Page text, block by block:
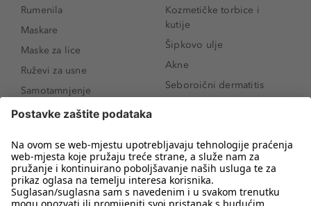
Rumenila
Maskare
Maske za lice
Ruževi za usne
Samotamnjenje
Puderi
Proizvodi za obrve
Sunce i zaštita
Serumi za lice
Kozmetičke torbice i
kutije
Šipkovo ulje
Akne
Seboroični dermatitis
Novo
Koji mi parfem
odgovara?
Kako našminkati oči da